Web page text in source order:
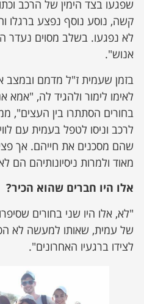
שפגעו בצד הימין של הרכב
קשה, נוסע נוסף נפצע ברגלו
לא נפגעו. בשלב מסוים נעדר
אנוש".
בזמן שעמית ז"ל מדמם ובמצב
לאימו לימור ולהגיד לה, "אמא
בחורים הסתתרו בין העצים",
לרכב וניסו לטפל בעמית עם
שהם מסכנים את חייהם. אך
מאוד ולמרות ניסיונותיהם הם
אלו היו חברים שהוא הכיר?
"לא, אלו היו שני בחורים
של עמית, שאותו למעשה לא
לצידו ברגעיו האחרונים".